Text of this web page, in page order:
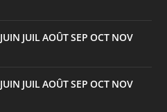
JUIN JUILAOÛTSEP OCT NOV
JUIN JUILAOÛTSEP OCT NOV